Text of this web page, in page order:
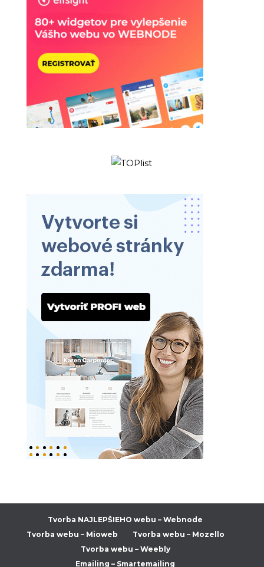
Tvorba NAJLEPŠIEHO webu – Webnode
Tvorba webu – Mioweb
Tvorba webu – Mozello
Tvorba webu – Weebly
Emailing – Smartemailing